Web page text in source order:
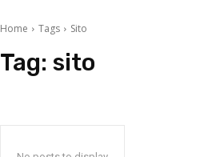
Home Tags Sito
Tag: sito